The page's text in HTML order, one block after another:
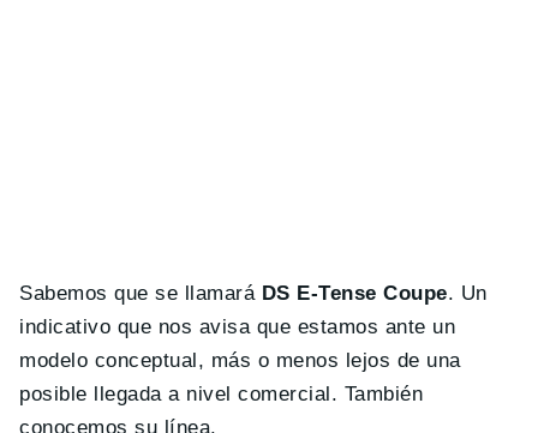
Sabemos que se llamará DS E-Tense Coupe. Un
indicativo que nos avisa que estamos ante un
modelo conceptual, más o menos lejos de una
posible llegada a nivel comercial. También
conocemos su línea.